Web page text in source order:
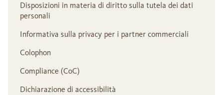
Disposizioni in materia di diritto sulla tutela dei dati
personali
Informativa sulla privacy per i partner commerciali
Colophon
Compliance (CoC)
Dichiarazione di accessibilità